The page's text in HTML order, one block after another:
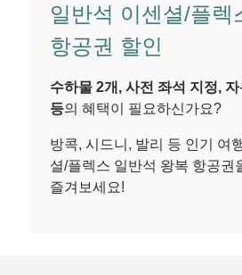
일반석 이센셜/플렉
항공권 할인
수하물 2개, 사전 좌석 지정,
등의 혜택이 필요하신가요?
방콕, 시드니, 발리 등 인기 여
셜/플렉스 일반석 왕복 항공권
즐겨보세요!